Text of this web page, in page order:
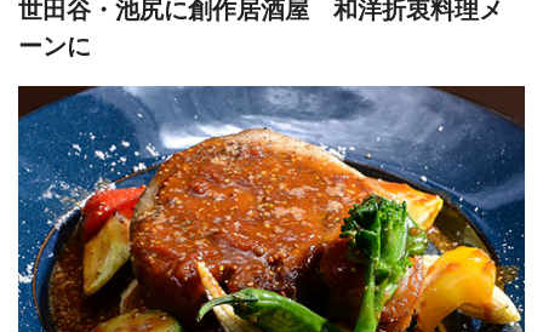
世田谷・池尻に創作居酒屋 和洋折衷料理メ
ーンに